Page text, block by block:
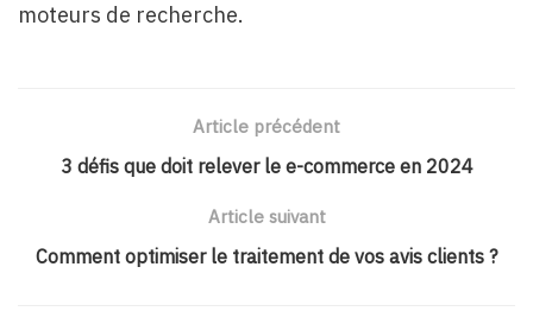
moteurs de recherche.
Article précédent
3 défis que doit relever le e-commerce en 2024
Article suivant
Comment optimiser le traitement de vos avis clients ?